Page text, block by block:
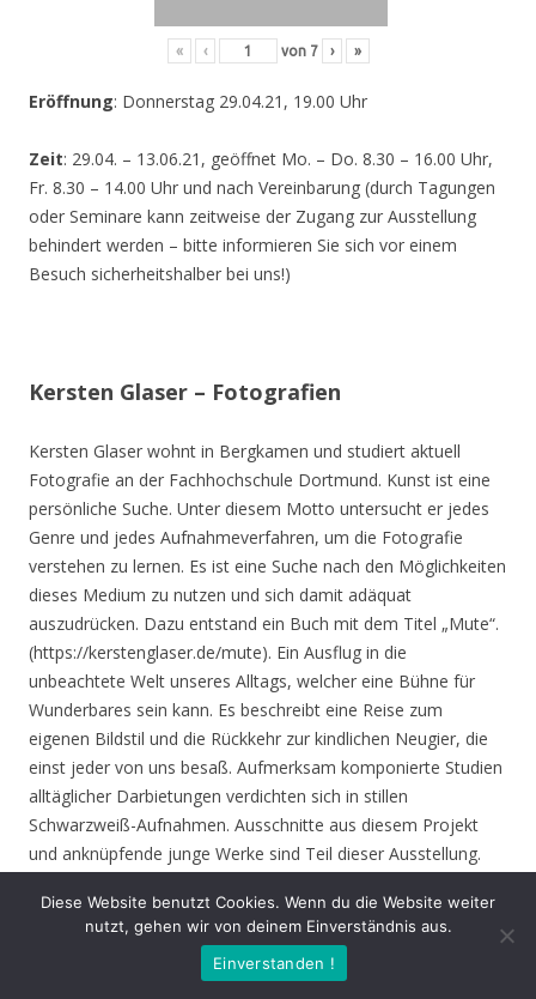
« ‹ von 7 › »
Eröffnung: Donnerstag 29.04.21, 19.00 Uhr
Zeit: 29.04. – 13.06.21, geöffnet Mo. – Do. 8.30 – 16.00 Uhr,
Fr. 8.30 – 14.00 Uhr und nach Vereinbarung (durch Tagungen
oder Seminare kann zeitweise der Zugang zur Ausstellung
behindert werden – bitte informieren Sie sich vor einem
Besuch sicherheitshalber bei uns!)
Kersten Glaser – Fotografien
Kersten Glaser wohnt in Bergkamen und studiert aktuell
Fotografie an der Fachhochschule Dortmund. Kunst ist eine
persönliche Suche. Unter diesem Motto untersucht er jedes
Genre und jedes Aufnahmeverfahren, um die Fotografie
verstehen zu lernen. Es ist eine Suche nach den Möglichkeiten
dieses Medium zu nutzen und sich damit adäquat
auszudrücken. Dazu entstand ein Buch mit dem Titel „Mute“.
(https://kerstenglaser.de/mute). Ein Ausflug in die
unbeachtete Welt unseres Alltags, welcher eine Bühne für
Wunderbares sein kann. Es beschreibt eine Reise zum
eigenen Bildstil und die Rückkehr zur kindlichen Neugier, die
einst jeder von uns besaß. Aufmerksam komponierte Studien
alltäglicher Darbietungen verdichten sich in stillen
Schwarzweiß-Aufnahmen. Ausschnitte aus diesem Projekt
und anknüpfende junge Werke sind Teil dieser Ausstellung.
Eröffnung: Donnerstag 17.06.21, 19.00 Uhr
: 17.06. – 01.08.21, geöffnet Mo. – Do. 8.30 – 16.00 Uhr,
Diese Website benutzt Cookies. Wenn du die Website weiter
nutzt, gehen wir von deinem Einverständnis aus.
Einverstanden !